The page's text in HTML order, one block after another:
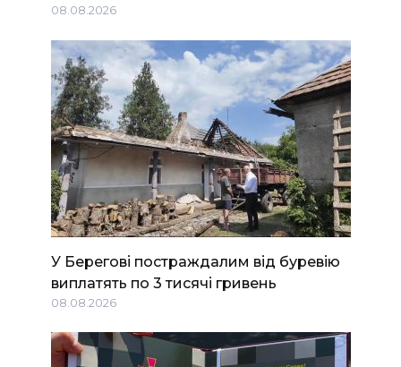
08.08.2026
У Берегові постраждалим від буревію
виплатять по 3 тисячі гривень
08.08.2026